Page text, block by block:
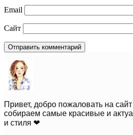
Email
Сайт
Привет, добро пожаловать на
собираем самые красивые и
и стиля ❤